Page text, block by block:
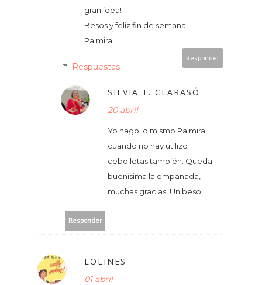
gran idea!
Besos y feliz fin de semana,
Palmira
Responder
Respuestas
SILVIA T. CLARASÓ
20 abril
Yo hago lo mismo Palmira,
cuando no hay utilizo
cebolletas también. Queda
buenísima la empanada,
muchas gracias. Un beso.
Responder
LOLINES
01 abril